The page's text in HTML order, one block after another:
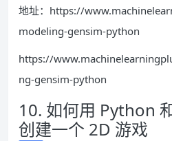
地址：https://
modeling-gensim-python
https://
ng-gensim-python
10. 如何用 Python
创建一个 2D 游戏